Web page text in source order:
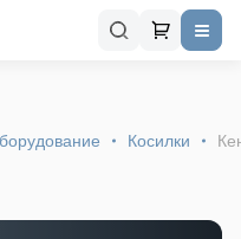
Косилки